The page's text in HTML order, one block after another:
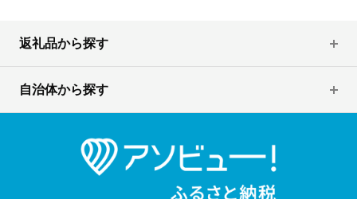
返礼品から探す
自治体から探す